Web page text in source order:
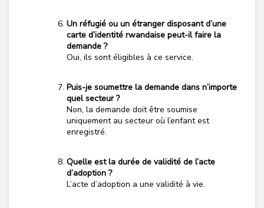
Un réfugié ou un étranger disposant d’une
carte d’identité rwandaise peut-il faire la
demande ?
Oui, ils sont éligibles à ce service.
Puis-je soumettre la demande dans n’importe
quel secteur ?
Non, la demande doit être soumise
uniquement au secteur où l’enfant est
enregistré.
Quelle est la durée de validité de l’acte
d’adoption ?
L’acte d’adoption a une validité à vie.